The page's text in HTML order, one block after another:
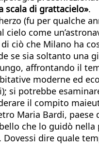
scala di grattacielo».
(fu per qualche
come
ciò che Milano ha
se sia soltanto una
affrontando il
moderne ed
si potrebbe
il compito
Maria Bardi,
che lo guidò
dire quale